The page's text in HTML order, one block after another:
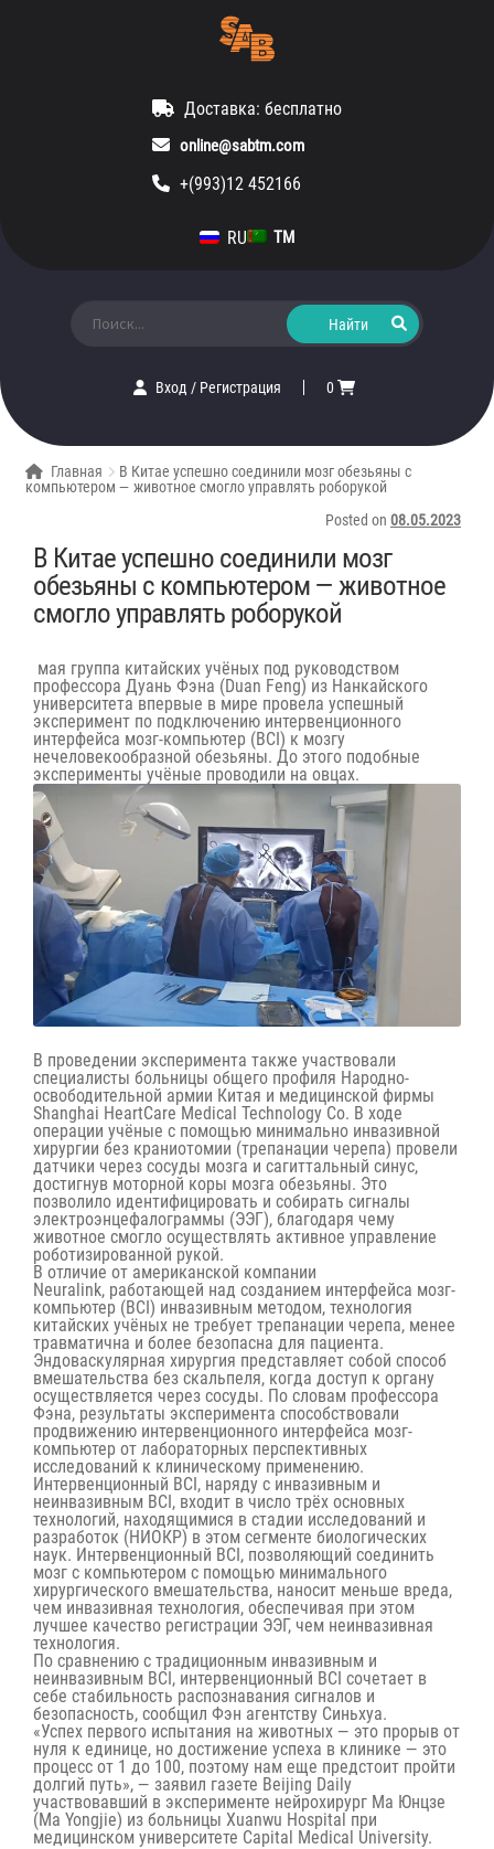
Доставка: бесплатно
online@sabtm.com
+(993)12 452166
RU TM
Вход/ Регистрация 0
Главная
В Китае успешно соединили мозг обезьяны с
компьютером — животное смогло управлять роборукой
Posted on 08.05.2023
В Китае успешно соединили мозг
обезьяны с компьютером — животное
смогло управлять роборукой
мая группа китайских учёных под руководством
профессора Дуань Фэна (Duan Feng) из Нанкайского
университета впервые в мире провела успешный
эксперимент по подключению интервенционного
интерфейса мозг-компьютер (BCI) к мозгу
нечеловекообразной обезьяны. До этого подобные
эксперименты учёные проводили на овцах.
В проведении эксперимента также участвовали
специалисты больницы общего профиля Народно-
освободительной армии Китая и медицинской фирмы
Shanghai HeartCare Medical Technology Co. В ходе
операции учёные с помощью минимально инвазивной
хирургии без краниотомии (трепанации черепа) провели
датчики через сосуды мозга и сагиттальный синус,
достигнув моторной коры мозга обезьяны. Это
позволило идентифицировать и собирать сигналы
электроэнцефалограммы (ЭЭГ), благодаря чему
животное смогло осуществлять активное управление
роботизированной рукой.
В отличие от американской компании
Neuralink, работающей над созданием интерфейса мозг-
компьютер (BCI) инвазивным методом, технология
китайских учёных не требует трепанации черепа, менее
травматична и более безопасна для пациента.
Эндоваскулярная хирургия представляет собой способ
вмешательства без скальпеля, когда доступ к органу
осуществляется через сосуды. По словам профессора
Фэна, результаты эксперимента способствовали
продвижению интервенционного интерфейса мозг-
компьютер от лабораторных перспективных
исследований к клиническому применению.
Интервенционный BCI, наряду с инвазивным и
неинвазивным BCI, входит в число трёх основных
технологий, находящимися в стадии исследований и
разработок (НИОКР) в этом сегменте биологических
наук. Интервенционный BCI, позволяющий соединить
мозг с компьютером с помощью минимального
хирургического вмешательства, наносит меньше вреда,
чем инвазивная технология, обеспечивая при этом
лучшее качество регистрации ЭЭГ, чем неинвазивная
технология.
По сравнению с традиционным инвазивным и
неинвазивным BCI, интервенционный BCI сочетает в
себе стабильность распознавания сигналов и
безопасность, сообщил Фэн агентству Синьхуа.
«Успех первого испытания на животных — это прорыв от
нуля к единице, но достижение успеха в клинике — это
процесс от 1 до 100, поэтому нам еще предстоит пройти
долгий путь», — заявил газете Beijing Daily
участвовавший в эксперименте нейрохирург Ма Юнцзе
(Ma Yongjie) из больницы Xuanwu Hospital при
медицинском университете Capital Medical University.